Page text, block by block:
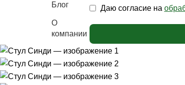
Блог
О
компании
Даю согласие на